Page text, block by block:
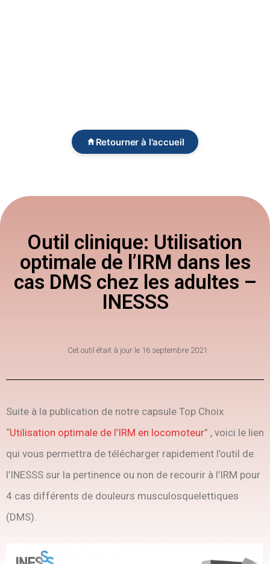
Retourner à l'accueil
Outil clinique: Utilisation
optimale de l’IRM dans les
cas DMS chez les adultes –
INESSS
Cet outil était à jour le 16 septembre 2021
Suite à la publication de notre capsule Top Choix
“Utilisation optimale de l’IRM en locomoteur” , voici le lien
qui vous permettra de télécharger rapidement l’outil de
l’INESSS sur la pertinence ou non de recourir à l’IRM pour
4 cas différents de douleurs musculosquelettiques
(DMS).